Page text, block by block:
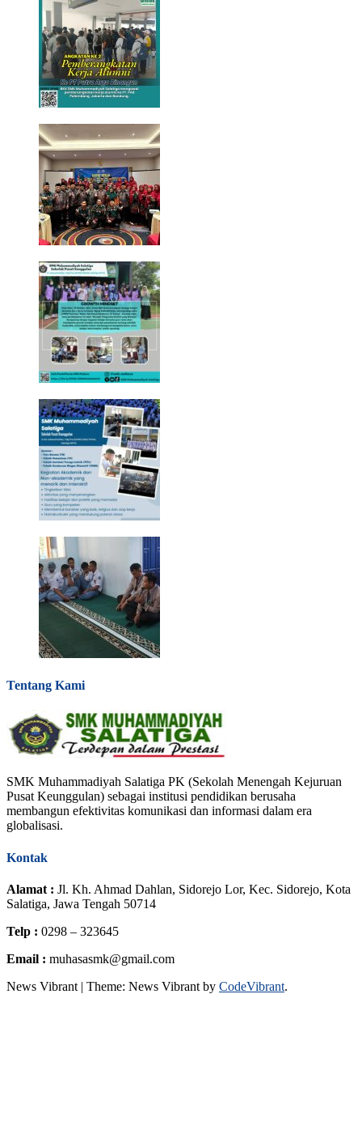
Tentang Kami
SMK Muhammadiyah Salatiga PK (Sekolah Menengah Kejuruan
Pusat Keunggulan) sebagai institusi pendidikan berusaha
membangun efektivitas komunikasi dan informasi dalam era
globalisasi.
Kontak
Alamat : Jl. Kh. Ahmad Dahlan, Sidorejo Lor, Kec. Sidorejo, Kota
Salatiga, Jawa Tengah 50714
Telp : 0298 – 323645
Email : muhasasmk@gmail.com
News Vibrant | Theme: News Vibrant by CodeVibrant.